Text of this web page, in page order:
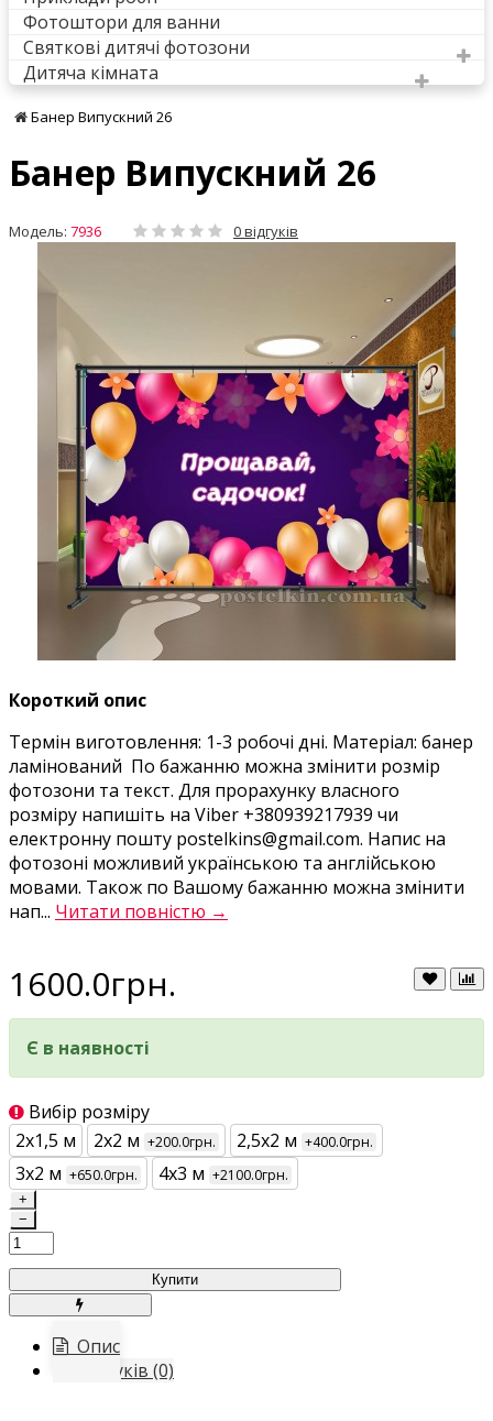
Фотоштори для ванни
Святкові дитячі фотозони
Дитяча кімната
Банер Випускний 26
Банер Випускний 26
Модель: 7936 0 відгуків
Короткий опис
Термін виготовлення: 1-3 робочі дні. Матеріал: банер
ламінований По бажанню можна змінити розмір
фотозони та текст. Для прорахунку власного
розміру напишіть на Viber +380939217939 чи
електронну пошту postelkins@gmail.com. Напис на
фотозоні можливий українською та англійською
мовами. Також по Вашому бажанню можна змінити
нап... Читати повністю →
1600.0грн.
Є в наявності
Вибір розміру
2х1,5 м
2х2 м +200.0грн. 2,5х2 м +400.0грн.
3х2 м +650.0грн. 4х3 м +2100.0грн.
+
−
Купити
Опис
Відгуків (0)